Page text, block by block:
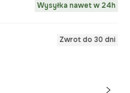
Wysyłka nawet w 24h
Zwrot do 30 dni